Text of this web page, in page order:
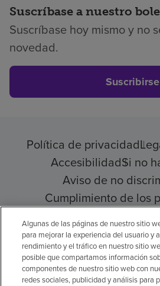
Suscríbase a nuestro
Suscríbase hoy mismo y no
novedad.
Suscribirse
Política de privacidad
AccesibilidadSi no
Aviso de no
Cumplimiento de los
Transparencia de
© 2026 Encompass
Algunas de las páginas de nuestro sitio
para mejorar la experiencia del usuario y
rendimiento y el tráfico en nuestro sitio
posible que compartamos información
componentes de nuestro sitio web con
redes sociales, publicidad y análisis para